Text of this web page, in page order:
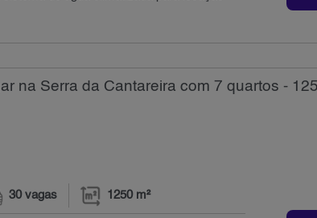
na Serra da Cantareira com 7 quartos -
30 vagas 1250 m²